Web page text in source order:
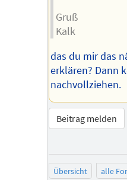
Gruß
Kalk
das du mir das
erklären? Dann
nachvollziehen.
Beitrag melden
Übersicht alle